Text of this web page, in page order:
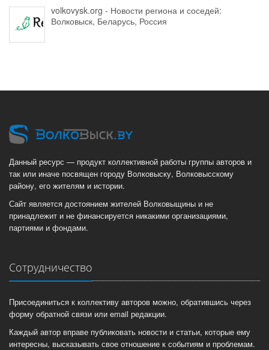
volkovysk.org - Новости региона и соседей:
Волковыск, Беларусь, Россия
Данный ресурс — продукт коллективной работы группы авторов и
так или иначе посвящен городу Волковыску, Волковысскому
району, его жителям и истории.
Сайт является достоянием жителей Волковыщины и не
принадлежит и не финансируется никакими организациями,
партиями и фондами.
Сотрудничество
Присоединиться к коллективу авторов можно, обратившись через
форму обратной связи или email редакции.
Каждый автор вправе публиковать новости и статьи, которые ему
интересны, высказывать свое отношение к событиям и проблемам.